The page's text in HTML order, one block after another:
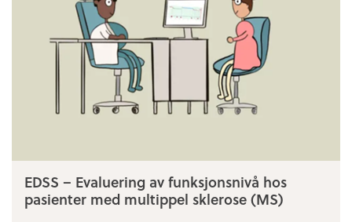
EDSS – Evaluering av funksjonsnivå hos
pasienter med multippel sklerose (MS)